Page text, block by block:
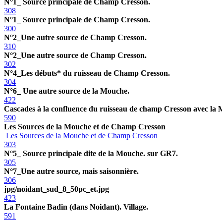
308
N°1_ Source principale de Champ Cresson.
300
N°2_Une autre source de Champ Cresson.
310
N°2_Une autre source de Champ Cresson.
302
N°4_Les débuts* du ruisseau de Champ Cresson.
304
N°6_ Une autre source de la Mouche.
422
Cascades à la confluence du ruisseau de champ Cresson avec la
590
Les Sources de la Mouche et de Champ Cresson
Les Sources de la Mouche et de Champ Cresson
303
N°5_ Source principale dite de la Mouche. sur GR7.
305
N°7_Une autre source, mais saisonnière.
306
jpg/noidant_sud_8_50pc_et.jpg
423
La Fontaine Badin (dans Noidant). Village.
591